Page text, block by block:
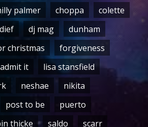
palmer choppa
colette
dief dj mag
dunham
christmas
forgiveness
it
lisa stansfield
neshae
nikita
post to be
puerto
thicke saldo scarr